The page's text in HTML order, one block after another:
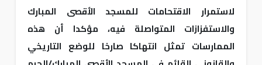
لاستمرار الاقتحامات للمسجد الأقصى المبارك
والاستفزازات المتواصلة فيه، مؤكدا أن هذه
الممارسات تمثل انتهاكا صارخا للوضع التاريخي